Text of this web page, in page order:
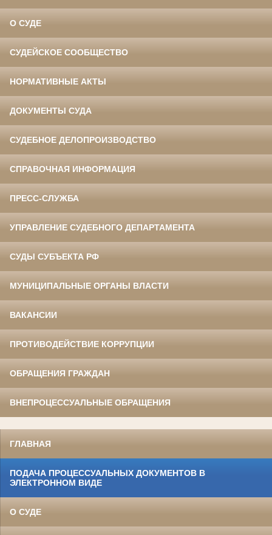
О СУДЕ
СУДЕЙСКОЕ СООБЩЕСТВО
НОРМАТИВНЫЕ АКТЫ
ДОКУМЕНТЫ СУДА
СУДЕБНОЕ ДЕЛОПРОИЗВОДСТВО
СПРАВОЧНАЯ ИНФОРМАЦИЯ
ПРЕСС-СЛУЖБА
УПРАВЛЕНИЕ СУДЕБНОГО ДЕПАРТАМЕНТА
СУДЫ СУБЪЕКТА РФ
МУНИЦИПАЛЬНЫЕ ОРГАНЫ ВЛАСТИ
ВАКАНСИИ
ПРОТИВОДЕЙСТВИЕ КОРРУПЦИИ
ОБРАЩЕНИЯ ГРАЖДАН
ВНЕПРОЦЕССУАЛЬНЫЕ ОБРАЩЕНИЯ
ГЛАВНАЯ
ПОДАЧА ПРОЦЕССУАЛЬНЫХ ДОКУМЕНТОВ В
ЭЛЕКТРОННОМ ВИДЕ
О СУДЕ